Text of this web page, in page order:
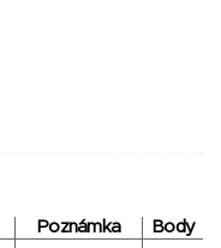
Poznámka
Body